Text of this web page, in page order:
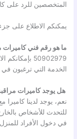
المتخصصين للرد على
يمكنكم الاطلاع على جزء
ما هو رقم فني كاميرات
50902979
الخدمة التي ترغبون في
هل يوجد كاميرات
نعم، يوجد لدينا
للتحدث للأشخاص
في دخول الأفراد